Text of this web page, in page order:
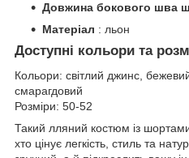
Довжина бокового шва
Матеріал : льон
Доступні кольори та
Кольори: світлий джинс,
смарагдовий
Розміри: 50-52
Такий лляний костюм із
хто цінує легкість, стиль та